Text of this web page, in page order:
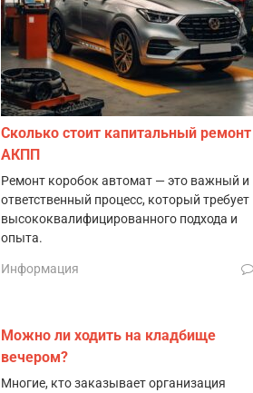
Сколько стоит капитальный ремонт
АКПП
Ремонт коробок автомат — это важный и
ответственный процесс, который требует
высококвалифицированного подхода и
опыта.
Информация
Можно ли ходить на кладбище
вечером?
Многие, кто заказывает организация